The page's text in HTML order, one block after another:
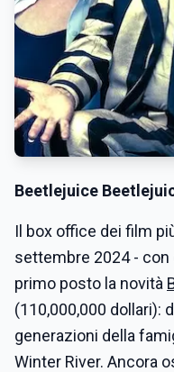
Beetlejuice
Il box office dei film
settembre 2024 - con
primo posto la novità
(110,000,000 dollari):
generazioni della
Winter River. Ancora